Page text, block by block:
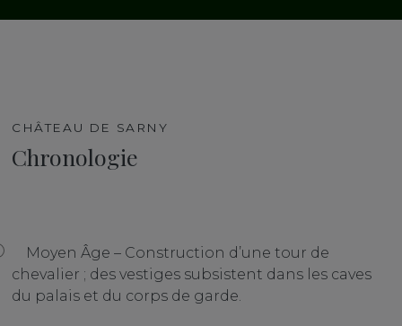
CHÂTEAU DE SARNY
Chronologie
Moyen Âge – Construction d’une tour de
chevalier ; des vestiges subsistent dans les caves
du palais et du corps de garde.